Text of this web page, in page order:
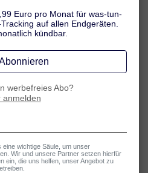
Umgebung ist jetzt besonders
erholen und die körpereigene
Flüssigkeitsversorgung kann
unterstützen.
das Schnupfennäschen
Unterdrucks den Schleim aus
Das Einträufeln einer